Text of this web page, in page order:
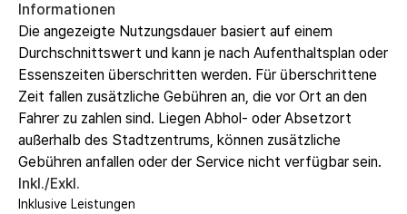
Informationen
Die angezeigte Nutzungsdauer basiert auf einem
Durchschnittswert und kann je nach Aufenthaltsplan oder
Essenszeiten überschritten werden. Für überschrittene
Zeit fallen zusätzliche Gebühren an, die vor Ort an den
Fahrer zu zahlen sind. Liegen Abhol- oder Absetzort
außerhalb des Stadtzentrums, können zusätzliche
Gebühren anfallen oder der Service nicht verfügbar sein.
Inkl./Exkl.
Inklusive Leistungen